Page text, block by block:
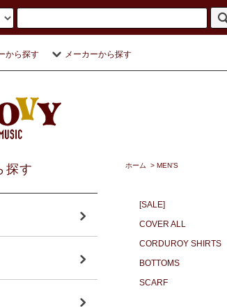
から探す メーカーから探す
ホーム > MEN’S
[SALE]
COVER ALL
CORDUROY SHIRTS
BOTTOMS
SCARF
探す